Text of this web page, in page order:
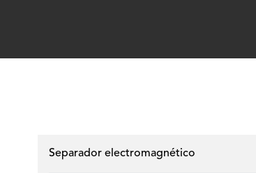
Separador electromagnético